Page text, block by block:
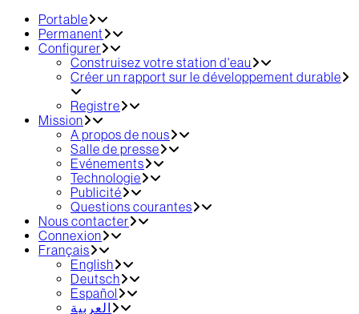
Portable
Permanent
Configurer
Construisez votre station d'eau
Créer un rapport sur le développement durable
Registre
Mission
A propos de nous
Salle de presse
Evénements
Technologie
Publicité
Questions courantes
Nous contacter
Connexion
Français
English
Deutsch
Español
العربية‏